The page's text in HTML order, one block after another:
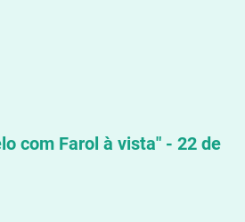
com Farol à vista" - 22 de